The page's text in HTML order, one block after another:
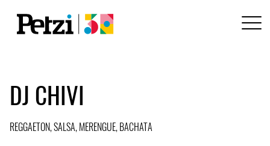
DJ CHIVI
REGGAETON, SALSA, MERENGUE, BACHATA